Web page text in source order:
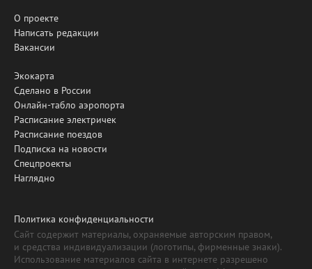
О проекте
Написать редакции
Вакансии
Экокарта
Сделано в России
Онлайн-табло аэропорта
Расписание электричек
Расписание поездов
Подписка на новости
Спецпроекты
Наглядно
Политика конфиденциальности
Сайт содержит материалы, охраняемые авторским правом,
и средства индивидуализации (логотипы, фирменные знаки).
Использование материалов сайта в интернете разрешено